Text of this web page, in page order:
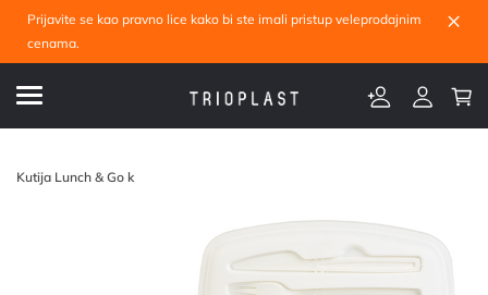
Prijavite se kao pravno lice kako bi ste imali pristup veleprodajnim
cenama.
×
Kutija Lunch & Go k